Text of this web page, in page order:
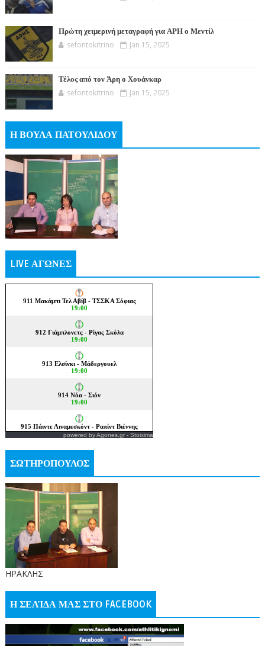
Πρώτη χειμερινή μεταγραφή για ΑΡΗ ο Μεντίλ
sefontokitrino Jan 15, 2025
Τέλος από τον Άρη ο Χουάνκαρ
sefontokitrino Jan 15, 2025
Η ΒΟΥΛΑ ΠΑΤΟΥΛΙΔΟΥ
LIVE ΑΓΩΝΕΣ
powered byAgones.gr- Stoixima
ΣΩΤΗΡΟΠΟΥΛΟΣ
ΗΡΑΚΛΗΣ
Η ΣΕΛΊΔΑ ΜΑΣ ΣΤΟ FACEBOOK